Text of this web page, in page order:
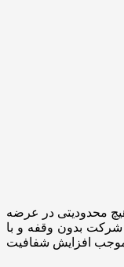
محدودیتی در عرضه
شرکت بدون وقفه و با
موجب افزایش شفافیت